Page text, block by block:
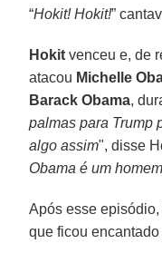
“Hokit! Hokit!”
Hokit venceu e, de
atacou Michelle
Barack Obama,
palmas para Trump
algo assim", disse
Obama é um
Após esse episódio,
que ficou